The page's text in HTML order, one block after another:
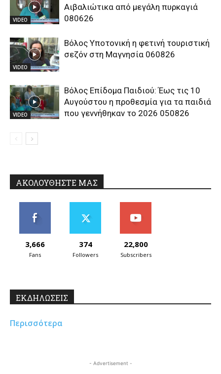
VIDEO
Αιβαλιώτικα από μεγάλη πυρκαγιά
080626
VIDEO
Βόλος Υποτονική η φετινή τουριστική
σεζόν στη Μαγνησία 060826
VIDEO
Βόλος Επίδομα Παιδιού: Έως τις 10
Αυγούστου η προθεσμία για τα παιδιά
που γεννήθηκαν το 2026 050826
ΑΚΟΛΟΥΘΗΣΤΕ ΜΑΣ
3,666
Fans
374
Followers
22,800
Subscribers
ΕΚΔΗΛΩΣΕΙΣ
Περισσότερα
- Advertisement -